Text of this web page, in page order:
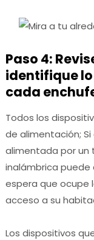
Paso 4:
identifique
cada
Todos los
de alimentación;
alimentada por
inalámbrica
espera que ocupe
acceso a su
Los dispositivos